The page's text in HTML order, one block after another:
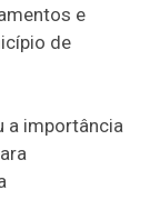
e
de
a importância